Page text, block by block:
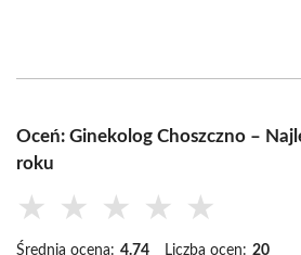
Oceń: Ginekolog Choszczno –
roku
★ ★ ★ ★ ★
Średnia ocena: 4.74 Liczba ocen: 20